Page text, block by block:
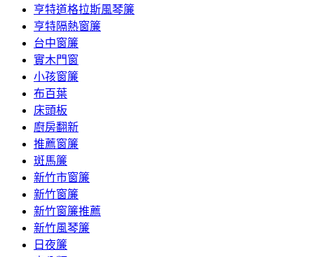
亨特道格拉斯風琴簾
亨特隔熱窗簾
台中窗簾
實木門窗
小孩窗簾
布百葉
床頭板
廚房翻新
推薦窗簾
斑馬簾
新竹市窗簾
新竹窗簾
新竹窗簾推薦
新竹風琴簾
日夜簾